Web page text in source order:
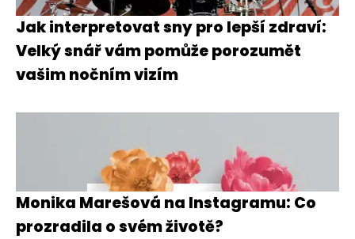
Jak interpretovat sny pro lepší zdraví:
Velký snář vám pomůže porozumět
vašim nočním vizím
Monika Marešová na Instagramu: Co
prozradila o svém životě?